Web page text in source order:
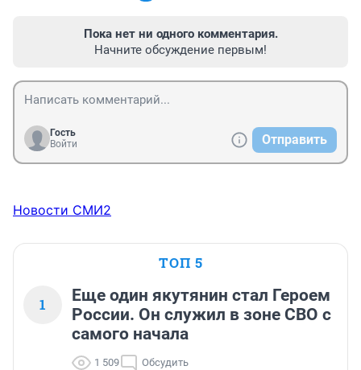
Пока нет ни одного комментария.
Начните обсуждение первым!
Гость
Войти
Отправить
Новости СМИ2
ТОП 5
1
Еще один якутянин стал Героем
России. Он служил в зоне СВО с
самого начала
1 509 Обсудить